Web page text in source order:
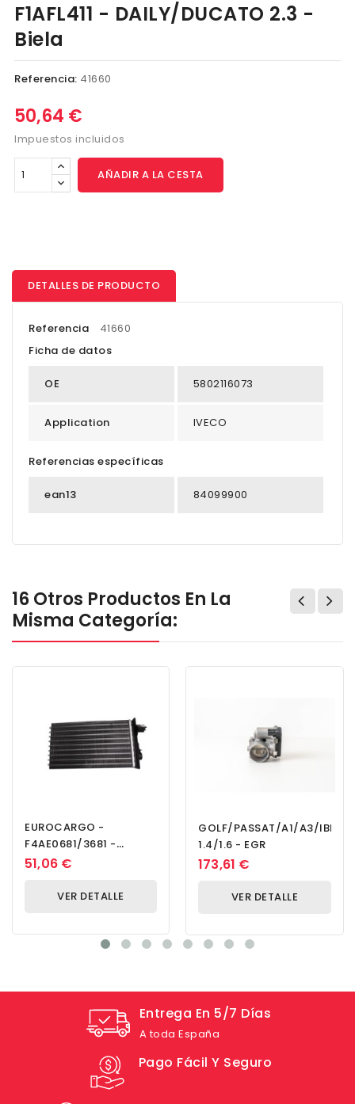
F1AFL411 - DAILY/DUCATO 2.3 -
Biela
Referencia: 41660
50,64 €
Impuestos incluidos
AÑADIR A LA CESTA
DETALLES DE PRODUCTO
Referencia
41660
Ficha de datos
OE 5802116073
Application IVECO
Referencias específicas
ean13 84099900
16 Otros Productos En La
Misma Categoría:
EUROCARGO -
F4AE0681/3681 -
THERMAL SYSTEM
51,06 €
VER DETALLE
GOLF/PASSAT/A1/A3/IBIZA
1.4/1.6 - EGR
173,61 €
VER DETALLE
Entrega En 5/7 Días
A toda España
Pago Fácil Y Seguro